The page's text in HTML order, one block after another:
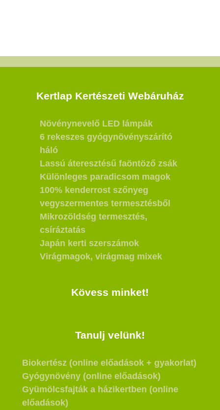
Kertlap Kertészeti Webáruház
Növénynevelő LED lámpák
6 rekeszes gyógynövényszárító
háló
Lassú áteresztésű faöntöző zsák
Különleges paradicsom magok
100% kenderrost szőnyeg
vegyszermentes termesztésből
Mikrozöldség termesztés,
csíráztatás
Japán kerti szerszámok
Virágmagok, virágmag mixek
Kövess minket!
Tanulj velünk!
Biokertész (online előadások + gyakorlat)
Gyógynövény (online előadások)
Gyümölcsfajták a házikertben (online
előadások)